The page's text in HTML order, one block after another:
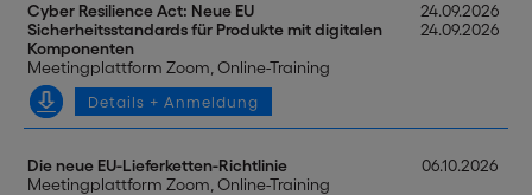
Cyber Resilience Act: Neue EU
Sicherheitsstandards für Produkte mit digitalen
Komponenten
Meetingplattform Zoom, Online-Training
24.09.2026
24.09.2026
Details + Anmeldung
Die neue EU-Lieferketten-Richtlinie
Meetingplattform Zoom, Online-Training
06.10.2026